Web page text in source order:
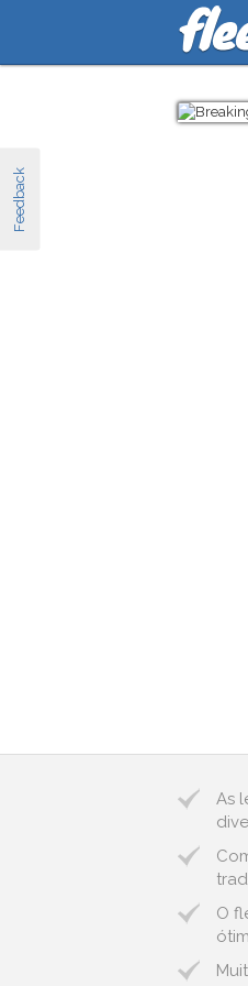
Feedback
As
O